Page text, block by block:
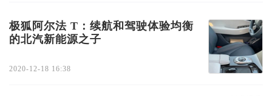
极狐阿尔法 T：续航和驾驶体验均衡
的北汽新能源之子
2020-12-18 16:38